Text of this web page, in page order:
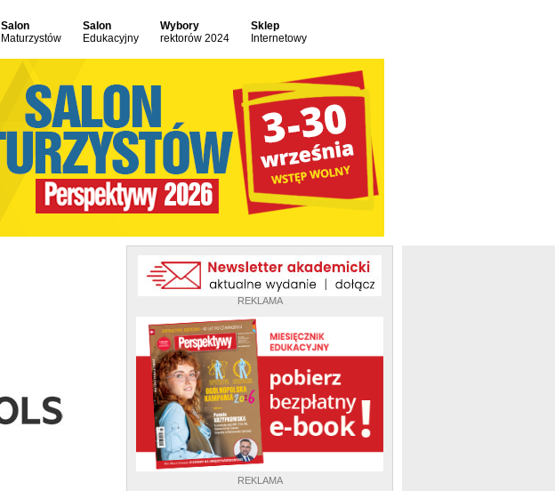
Salon
Maturzystów
Salon
Edukacyjny
Wybory
rektorów 2024
Sklep
Internetowy
REKLAMA
REKLAMA